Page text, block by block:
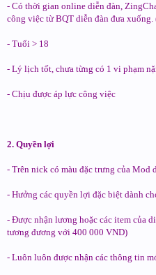
- Có thời gian online diễn đàn,
công việc từ BQT diễn đàn đưa
- Tuổi > 18
- Lý lịch tốt, chưa từng có 1 vi phạm
- Chịu được áp lực công việc
2. Quyền lợi
- Trên nick có màu đặc trưng của Mod
- Hưởng các quyền lợi đặc biệt dành
- Được nhận lương hoặc các item của
tương đương với 400 000 VND)
- Luôn luôn được nhận các thông tin